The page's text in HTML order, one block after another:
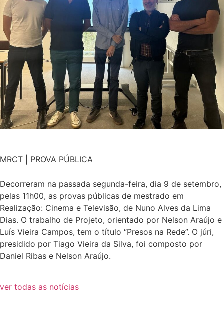
MRCT | PROVA PÚBLICA
Decorreram na passada segunda-feira, dia 9 de setembro,
pelas 11h00, as provas públicas de mestrado em
Realização: Cinema e Televisão, de Nuno Alves da Lima
Dias. O trabalho de Projeto, orientado por Nelson Araújo e
Luís Vieira Campos, tem o título “Presos na Rede”. O júri,
presidido por Tiago Vieira da Silva, foi composto por
Daniel Ribas e Nelson Araújo.
ver todas as notícias